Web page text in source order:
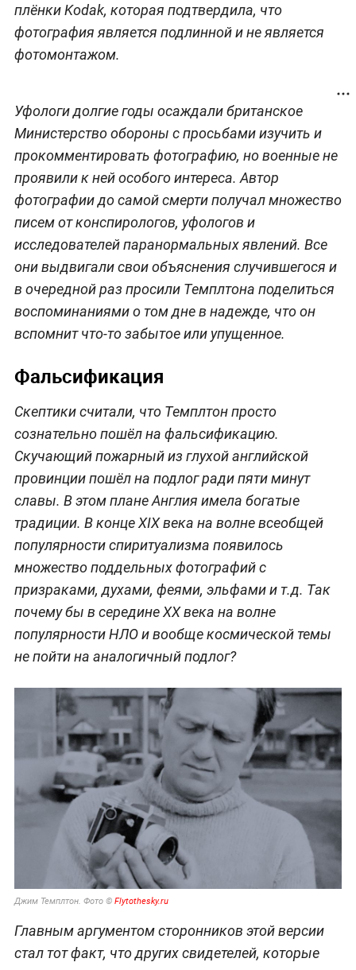
плёнки Kodak, которая подтвердила, что
фотография является подлинной и не является
фотомонтажом.
Уфологи долгие годы осаждали британское
Министерство обороны с просьбами изучить и
прокомментировать фотографию, но военные не
проявили к ней особого интереса. Автор
фотографии до самой смерти получал множество
писем от конспирологов, уфологов и
исследователей паранормальных явлений. Все
они выдвигали свои объяснения случившегося и
в очередной раз просили Темплтона поделиться
воспоминаниями о том дне в надежде, что он
вспомнит что-то забытое или упущенное.
Фальсификация
Скептики считали, что Темплтон просто
сознательно пошёл на фальсификацию.
Скучающий пожарный из глухой английской
провинции пошёл на подлог ради пяти минут
славы. В этом плане Англия имела богатые
традиции. В конце XIX века на волне всеобщей
популярности спиритуализма появилось
множество поддельных фотографий с
призраками, духами, феями, эльфами и т.д. Так
почему бы в середине ХХ века на волне
популярности НЛО и вообще космической темы
не пойти на аналогичный подлог?
Джим Темплтон. Фото © Flytothesky.ru
Главным аргументом сторонников этой версии
стал тот факт, что других свидетелей, которые